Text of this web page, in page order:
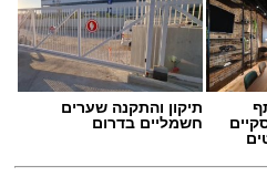
תיקון והתקנה שערים
חשמליים בדרום